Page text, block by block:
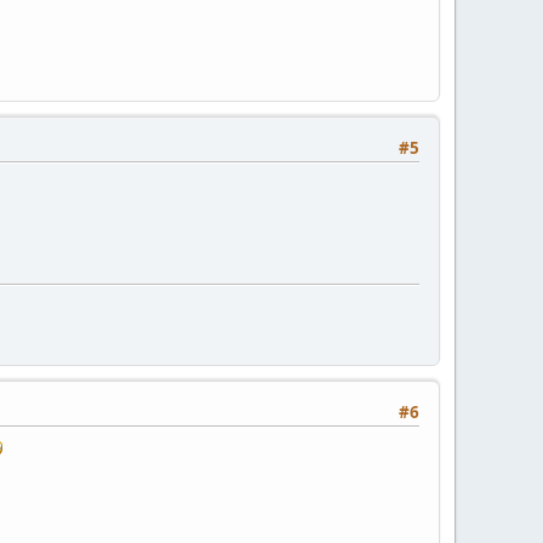
#5
#6